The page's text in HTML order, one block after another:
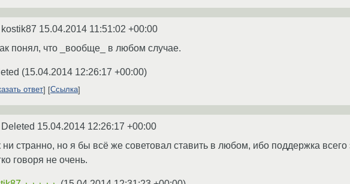
kostik87 15.04.2014 11:51:02 +00:00
понял, что _вообще_ в любом случае.
(15.04.2014 12:26:17 +00:00)
ответ Ссылка
Deleted 15.04.2014 12:26:17 +00:00
ни странно, но я бы всё же советовал ставить в любом, ибо поддержка
говоря не очень.